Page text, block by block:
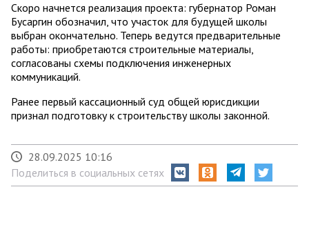
Скоро начнется реализация проекта: губернатор Роман
Бусаргин обозначил, что участок для будущей школы
выбран окончательно. Теперь ведутся предварительные
работы: приобретаются строительные материалы,
согласованы схемы подключения инженерных
коммуникаций.
Ранее первый кассационный суд общей юрисдикции
признал подготовку к строительству школы законной.
28.09.2025 10:16
Поделиться в социальных сетях